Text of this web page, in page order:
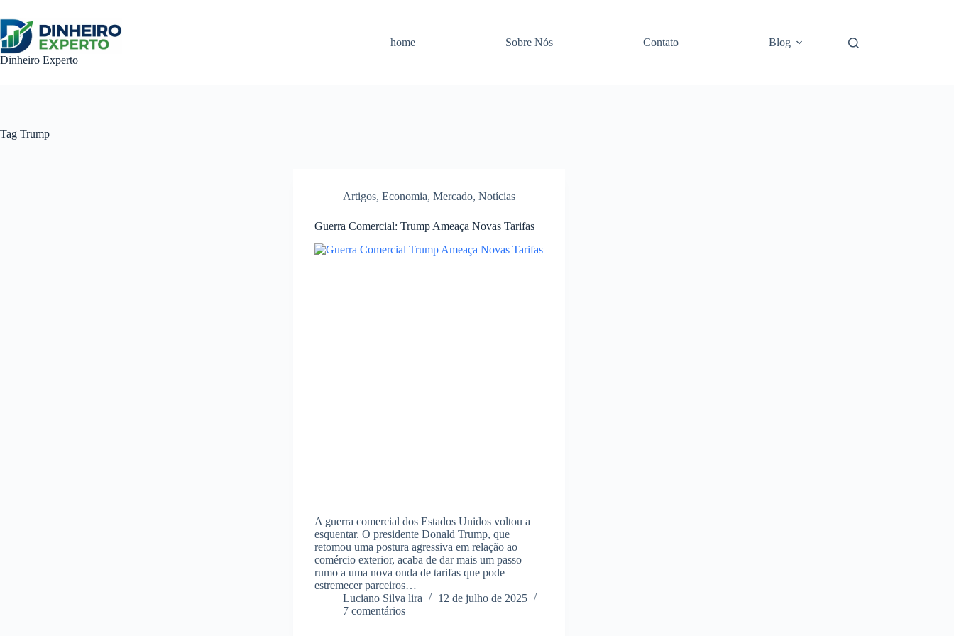
para
conteúdo
Dinheiro Experto
home Sobre Nós Contato Blog
Tag Trump
Artigos,Economia,Mercado,Notícias
Guerra Comercial: Trump Ameaça Novas Tarifas
A guerra comercial dos Estados Unidos voltou a
esquentar. O presidente Donald Trump, que
retomou uma postura agressiva em relação ao
comércio exterior, acaba de dar mais um passo
rumo a uma nova onda de tarifas que pode
estremecer parceiros…
Luciano Silva lira
12 de julho de 2025
7 comentários